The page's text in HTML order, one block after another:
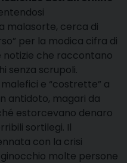
malasorte, cerca di
per la modica cifra di
notizie che raccontano
senza scrupoli.
e “costrette” a
antidoto, magari da
estorcevano denaro
sortilegi. Il
con la crisi
molte persone